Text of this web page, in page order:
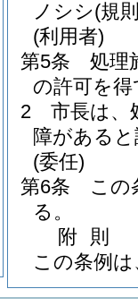
ノシシ(規
(利用者)
第5条
処理
の許可を
2
市長は、
障がある
(委任)
第6条
この
る。
附 則
この条例